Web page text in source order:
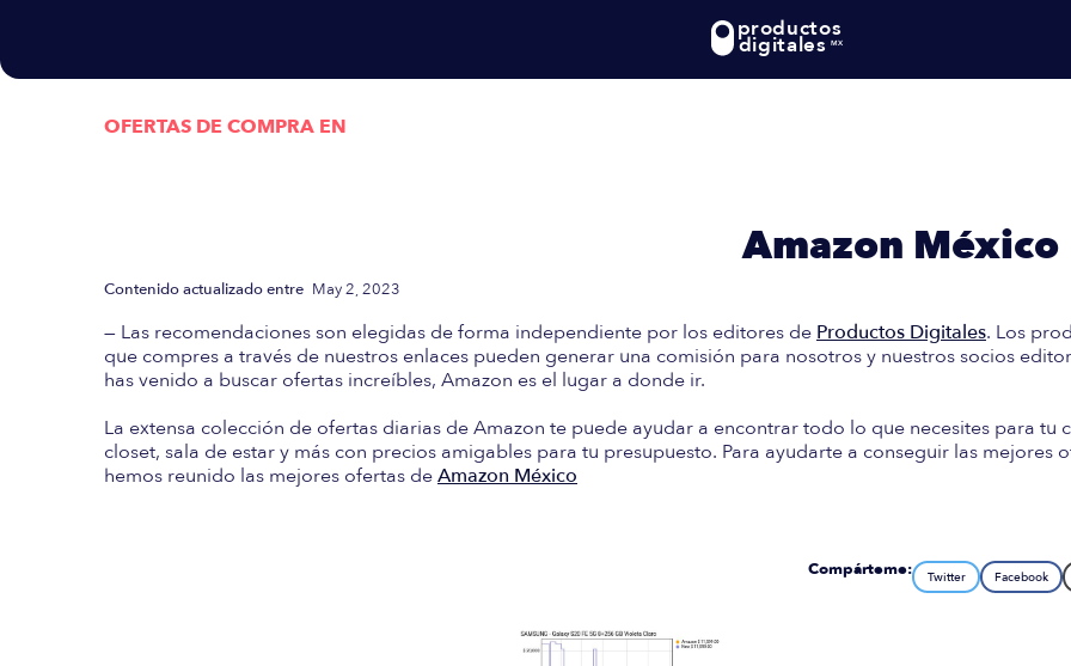
productos
digitales MX
OFERTAS DE COMPRA EN
las mejores Ofertas de Compra enAmazon México
Contenido actualizado entre May 2, 2023
— Las recomendaciones son elegidas de forma independiente por los editores de Productos Digitales. Los
que compres a través de nuestros enlaces pueden generar una comisión para nosotros y nuestros socios
has venido a buscar ofertas increíbles, Amazon es el lugar a donde ir.
La extensa colección de ofertas diarias de Amazon te puede ayudar a encontrar todo lo que necesites para tu
closet, sala de estar y más con precios amigables para tu presupuesto. Para ayudarte a conseguir las mejores
hemos reunido las mejores ofertas deAmazon México
Compárteme: Twitter Facebook